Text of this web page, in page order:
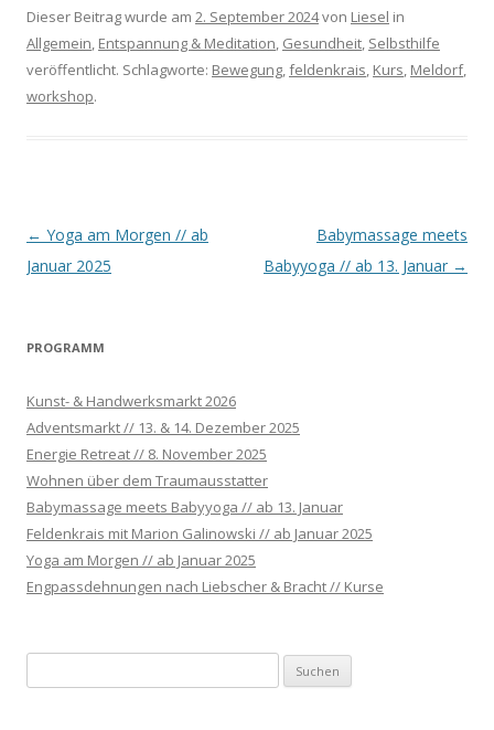
Dieser Beitrag wurde am 2. September 2024von Liesel in
Allgemein, Entspannung & Meditation, Gesundheit, Selbsthilfe
veröffentlicht. Schlagworte: Bewegung,feldenkrais, Kurs, Meldorf,
workshop.
Beitrags-
Navigation
← Yoga am Morgen // ab
Januar 2025
Babymassage meets
Babyyoga // ab 13. Januar →
PROGRAMM
Kunst- & Handwerksmarkt 2026
Adventsmarkt // 13. & 14. Dezember 2025
Energie Retreat // 8. November 2025
Wohnen über dem Traumausstatter
Babymassage meets Babyyoga // ab 13. Januar
Feldenkrais mit Marion Galinowski // ab Januar 2025
Yoga am Morgen // ab Januar 2025
Engpassdehnungen nach Liebscher & Bracht // Kurse
u